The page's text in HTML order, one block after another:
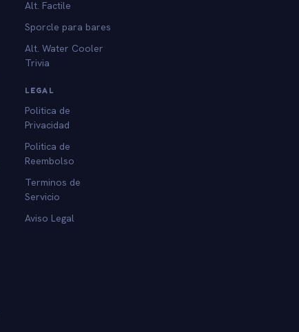
Alt. Factile
Sporcle para bares
Alt. Water Cooler
Trivia
LEGAL
Politica de
Privacidad
Politica de
Reembolso
Terminos de
Servicio
Aviso Legal